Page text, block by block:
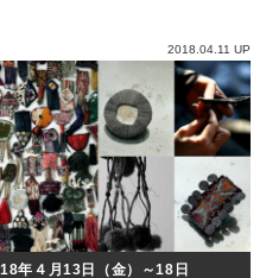
2018.04.11 UP
年４月13日（金）～18日